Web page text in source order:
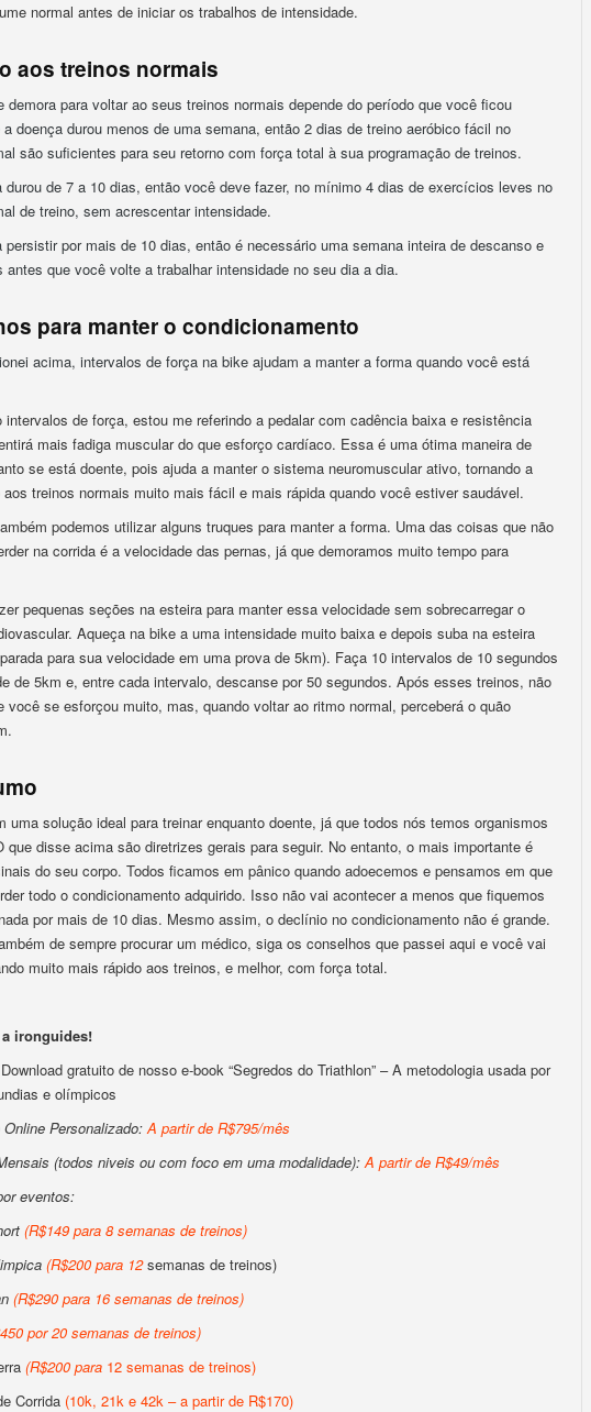
normal antes de iniciar os trabalhos de intensidade.
aos treinos normais
demora para voltar ao seus treinos normais depende do período que você ficou
doença durou menos de uma semana, então 2 dias de treino aeróbico fácil no
são suficientes para seu retorno com força total à sua programação de treinos.
durou de 7 a 10 dias, então você deve fazer, no mínimo 4 dias de exercícios leves no
de treino, sem acrescentar intensidade.
persistir por mais de 10 dias, então é necessário uma semana inteira de descanso e
antes que você volte a trabalhar intensidade no seu dia a dia.
para manter o condicionamento
acima, intervalos de força na bike ajudam a manter a forma quando você está
intervalos de força, estou me referindo a pedalar com cadência baixa e resistência
mais fadiga muscular do que esforço cardíaco. Essa é uma ótima maneira de
se está doente, pois ajuda a manter o sistema neuromuscular ativo, tornando a
aos treinos normais muito mais fácil e mais rápida quando você estiver saudável.
podemos utilizar alguns truques para manter a forma. Uma das coisas que não
na corrida é a velocidade das pernas, já que demoramos muito tempo para
pequenas seções na esteira para manter essa velocidade sem sobrecarregar o
Aqueça na bike a uma intensidade muito baixa e depois suba na esteira
para sua velocidade em uma prova de 5km). Faça 10 intervalos de 10 segundos
de 5km e, entre cada intervalo, descanse por 50 segundos. Após esses treinos, não
você se esforçou muito, mas, quando voltar ao ritmo normal, perceberá o quão
uma solução ideal para treinar enquanto doente, já que todos nós temos organismos
que disse acima são diretrizes gerais para seguir. No entanto, o mais importante é
do seu corpo. Todos ficamos em pânico quando adoecemos e pensamos em que
todo o condicionamento adquirido. Isso não vai acontecer a menos que fiquemos
por mais de 10 dias. Mesmo assim, o declínio no condicionamento não é grande.
de sempre procurar um médico, siga os conselhos que passei aqui e você vai
muito mais rápido aos treinos, e melhor, com força total.
ironguides!
Download gratuito de nosso e-book “Segredos do Triathlon” – A metodologia usada por
e olímpicos
Online Personalizado:A partir de R$795/mês
(todos niveis ou com foco em uma modalidade):A partir de R$49/mês
eventos:
(R$149 para 8 semanas de treinos)
(R$200 para 12semanas de treinos)
(R$290 para 16 semanas de treinos)
por 20 semanas de treinos)
(R$200 para 12 semanas de treinos)
Corrida (10k, 21k e 42k – a partir de R$170)